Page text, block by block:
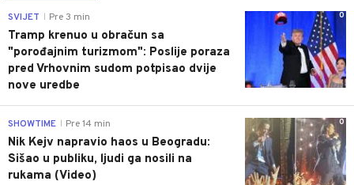
0
SVIJET Pre 3 min
Tramp krenuo u obračun sa
"porođajnim turizmom": Poslije poraza
pred Vrhovnim sudom potpisao dvije
nove uredbe
0
SHOWTIME Pre 14 min
Nik Kejv napravio haos u Beogradu:
Sišao u publiku, ljudi ga nosili na
rukama (Video)